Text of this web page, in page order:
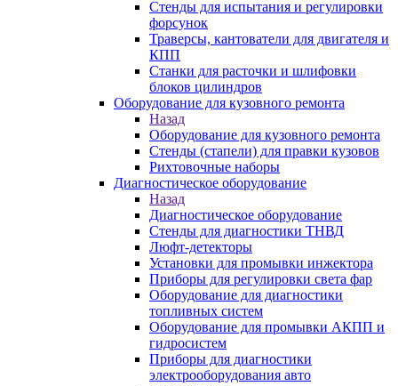
Стенды для испытания и регулировки
форсунок
Траверсы, кантователи для двигателя и
КПП
Станки для расточки и шлифовки
блоков цилиндров
Оборудование для кузовного ремонта
Назад
Оборудование для кузовного ремонта
Стенды (стапели) для правки кузовов
Рихтовочные наборы
Диагностическое оборудование
Назад
Диагностическое оборудование
Стенды для диагностики ТНВД
Люфт-детекторы
Установки для промывки инжектора
Приборы для регулировки света фар
Оборудование для диагностики
топливных систем
Оборудование для промывки АКПП и
гидросистем
Приборы для диагностики
электрооборудования авто